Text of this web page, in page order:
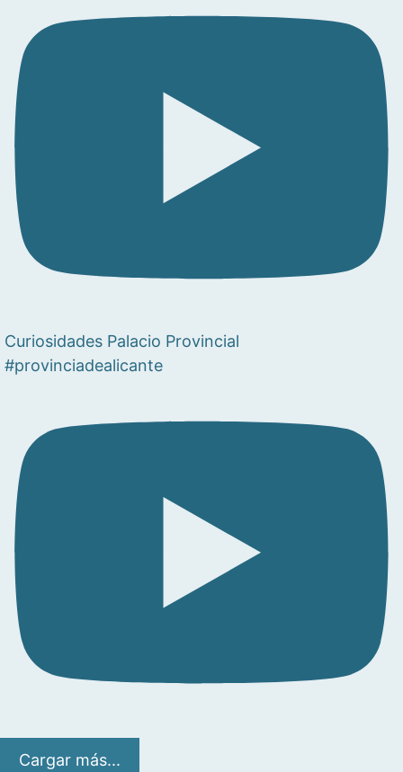
Curiosidades Palacio Provincial
#provinciadealicante
Cargar más...